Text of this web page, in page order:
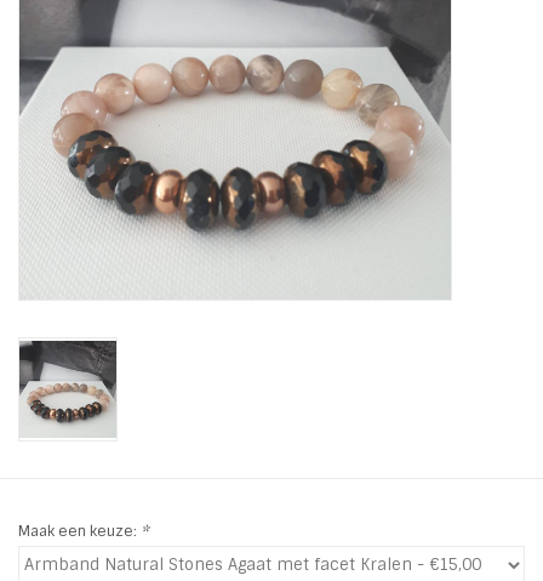
Zonnebrillen
Fashion
ON THE BEACH
LIFESTYLE PRODUCTEN
SALE
Maak een keuze: *